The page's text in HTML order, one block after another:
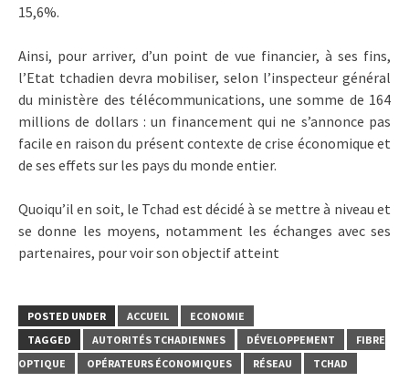
15,6%.
Ainsi, pour arriver, d’un point de vue financier, à ses fins,
l’Etat tchadien devra mobiliser, selon l’inspecteur général
du ministère des télécommunications, une somme de 164
millions de dollars : un financement qui ne s’annonce pas
facile en raison du présent contexte de crise économique et
de ses effets sur les pays du monde entier.
Quoiqu’il en soit, le Tchad est décidé à se mettre à niveau et
se donne les moyens, notamment les échanges avec ses
partenaires, pour voir son objectif atteint
POSTED UNDER ACCUEIL
ECONOMIE
TAGGED
AUTORITÉS TCHADIENNES DÉVELOPPEMENT
FIBRE
OPTIQUE
OPÉRATEURS ÉCONOMIQUES RÉSEAU TCHAD